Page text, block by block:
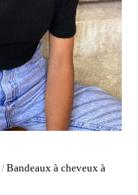
/ Bandeaux à cheveux à